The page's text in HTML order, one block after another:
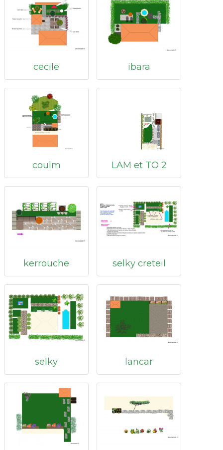
cecile ibara
coulm LAM et TO 2
kerrouche selky creteil
selky lancar